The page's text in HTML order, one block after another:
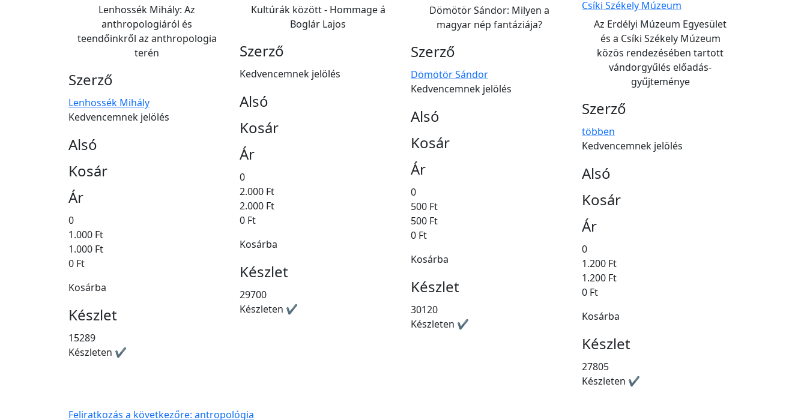
Lenhossék Mihály: Az
anthropologiáról és
teendőinkről az anthropologia
terén
Szerző
Lenhossék Mihály
Kedvencemnek jelölés
Alsó
Kosár
Ár
0
1.000 Ft
1.000 Ft
0 Ft
Kosárba
Készlet
15289
Készleten ✔
Kultúrák között - Hommage á
Boglár Lajos
Szerző
Kedvencemnek jelölés
Alsó
Kosár
Ár
0
2.000 Ft
2.000 Ft
0 Ft
Kosárba
Készlet
29700
Készleten ✔
Dömötör Sándor: Milyen a
magyar nép fantáziája?
Szerző
Dömötör Sándor
Kedvencemnek jelölés
Alsó
Kosár
Ár
0
500 Ft
500 Ft
0 Ft
Kosárba
Készlet
30120
Készleten ✔
Az Erdélyi Múzeum Egyesület
és a Csíki Székely Múzeum
közös rendezésében tartott
vándorgyűlés előadás-
gyűjteménye
Szerző
többen
Kedvencemnek jelölés
Alsó
Kosár
Ár
0
1.200 Ft
1.200 Ft
0 Ft
Kosárba
Készlet
27805
Készleten ✔
Feliratkozás a következőre: antropológia